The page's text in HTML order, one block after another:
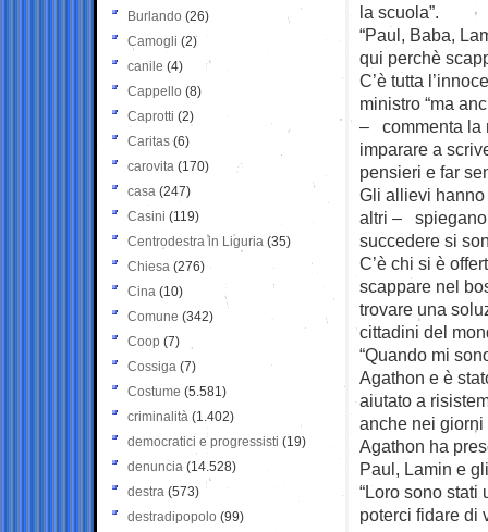
la scuola”.
“Paul, Baba,
qui perchè
C’è tutta
ministro “ma
– commenta la
imparare a
pensieri e far
Gli allievi
altri – spiegano
succedere si
C’è chi si è
scappare nel
trovare una
cittadini del
“Quando mi
Agathon e è
aiutato a
anche nei giorni
Agathon ha
Paul, Lamin e
“Loro sono
poterci fidare di
Burlando (26)
Camogli (2)
canile (4)
Cappello (8)
Caprotti (2)
Caritas (6)
carovita (170)
casa (247)
Casini (119)
Centrodestra in Liguria (35)
Chiesa (276)
Cina (10)
Comune (342)
Coop (7)
Cossiga (7)
Costume (5.581)
criminalità (1.402)
democratici e progressisti (19)
denuncia (14.528)
destra (573)
destradipopolo (99)